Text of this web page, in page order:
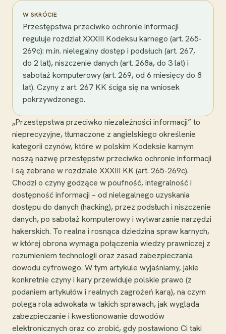
W SKRÓCIE
Przestępstwa przeciwko ochronie informacji
reguluje rozdział XXXIII Kodeksu karnego (art. 265-
269c): m.in. nielegalny dostęp i podsłuch (art. 267,
do 2 lat), niszczenie danych (art. 268a, do 3 lat) i
sabotaż komputerowy (art. 269, od 6 miesięcy do 8
lat). Czyny z art. 267 KK ściga się na wniosek
pokrzywdzonego.
„Przestępstwa przeciwko niezależności informacji” to
nieprecyzyjne, tłumaczone z angielskiego określenie
kategorii czynów, które w polskim Kodeksie karnym
noszą nazwę przestępstw przeciwko ochronie informacji
i są zebrane w rozdziale XXXIII KK (art. 265-269c).
Chodzi o czyny godzące w poufność, integralność i
dostępność informacji – od nielegalnego uzyskania
dostępu do danych (hacking), przez podsłuch i niszczenie
danych, po sabotaż komputerowy i wytwarzanie narzędzi
hakerskich. To realna i rosnąca dziedzina spraw karnych,
w której obrona wymaga połączenia wiedzy prawniczej z
rozumieniem technologii oraz zasad zabezpieczania
dowodu cyfrowego. W tym artykule wyjaśniamy, jakie
konkretnie czyny i kary przewiduje polskie prawo (z
podaniem artykułów i realnych zagrożeń karą), na czym
polega rola adwokata w takich sprawach, jak wygląda
zabezpieczanie i kwestionowanie dowodów
elektronicznych oraz co zrobić, gdy postawiono Ci taki